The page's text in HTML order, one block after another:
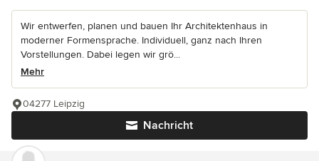
Wir entwerfen, planen und bauen Ihr Architektenhaus in
moderner Formensprache. Individuell, ganz nach Ihren
Vorstellungen. Dabei legen wir grö...
Mehr
Nachricht
04277 Leipzig